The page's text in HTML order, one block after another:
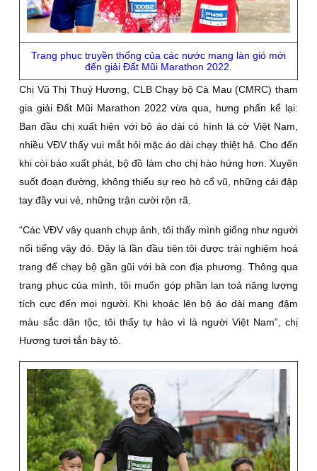
Trang phục truyền thống của các nước mang làn gió mới
đến giải Ðất Mũi Marathon 2022.
Chị Vũ Thị Thuý Hương, CLB Chạy bộ Cà Mau (CMRC) tham
gia giải Ðất Mũi Marathon 2022 vừa qua, hưng phấn kể lại:
Ban đầu chị xuất hiện với bộ áo dài có hình lá cờ Việt Nam,
nhiều VÐV thấy vui mắt hỏi mặc áo dài chạy thiệt hả. Cho đến
khi còi báo xuất phát, bộ đồ làm cho chị hào hứng hơn. Xuyên
suốt đoạn đường, không thiếu sự reo hò cổ vũ, những cái đập
tay đầy vui vẻ, những trận cười rộn rã.
“Các VÐV vây quanh chụp ảnh, tôi thấy mình giống như người
nổi tiếng vậy đó. Ðây là lần đầu tiên tôi được trải nghiệm hoá
trang để chạy bộ gần gũi với bà con địa phương. Thông qua
trang phục của mình, tôi muốn góp phần lan toả năng lượng
tích cực đến mọi người. Khi khoác lên bộ áo dài mang đậm
màu sắc dân tộc, tôi thấy tự hào vì là người Việt Nam”, chị
Hương tươi tắn bày tỏ.